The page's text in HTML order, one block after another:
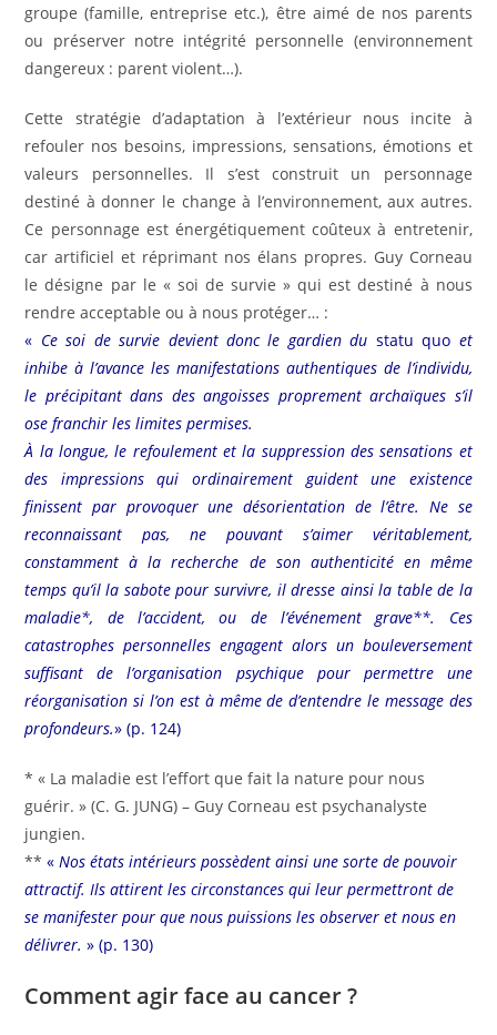
groupe (famille, entreprise etc.), être aimé de nos parents
ou préserver notre intégrité personnelle (environnement
dangereux : parent violent…).
Cette stratégie d’adaptation à l’extérieur nous incite à
refouler nos besoins, impressions, sensations, émotions et
valeurs personnelles. Il s’est construit un personnage
destiné à donner le change à l’environnement, aux autres.
Ce personnage est énergétiquement coûteux à entretenir,
car artificiel et réprimant nos élans propres. Guy Corneau
le désigne par le « soi de survie » qui est destiné à nous
rendre acceptable ou à nous protéger… :
« Ce soi de survie devient donc le gardien du statu quo et
inhibe à l’avance les manifestations authentiques de l’individu,
le précipitant dans des angoisses proprement archaïques s’il
ose franchir les limites permises.
À la longue, le refoulement et la suppression des sensations et
des impressions qui ordinairement guident une existence
finissent par provoquer une désorientation de l’être. Ne se
reconnaissant pas, ne pouvant s’aimer véritablement,
constamment à la recherche de son authenticité en même
temps qu’il la sabote pour survivre, il dresse ainsi la table de la
maladie*, de l’accident, ou de l’événement grave**. Ces
catastrophes personnelles engagent alors un bouleversement
suffisant de l’organisation psychique pour permettre une
réorganisation si l’on est à même de d’entendre le message des
profondeurs.» (p. 124)
* « La maladie est l’effort que fait la nature pour nous
guérir. » (C. G. JUNG) – Guy Corneau est psychanalyste
jungien.
**«Nos états intérieurs possèdent ainsi une sorte de pouvoir
attractif. Ils attirent les circonstances qui leur permettront de
se manifester pour que nous puissions les observer et nous en
délivrer. » (p. 130)
Comment agir face au cancer ?